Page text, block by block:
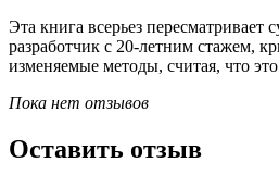
Эта книга всерьез
разработчик с 20-летним стажем,
изменяемые методы, считая, что
Пока нет отзывов
Оставить отзыв